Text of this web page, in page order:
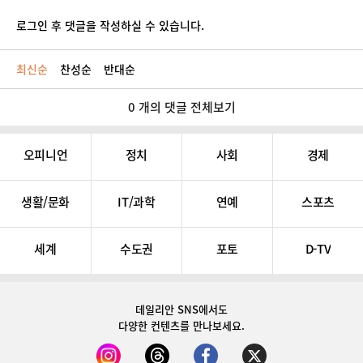
로그인 후 댓글을 작성하실 수 있습니다.
최신순 찬성순 반대순
0 개의 댓글 전체보기
오피니언 정치 사회 경제
생활/문화 IT/과학 연예 스포츠
세계 수도권 포토 D-TV
데일리안 SNS에서도
다양한 컨텐츠를 만나보세요.